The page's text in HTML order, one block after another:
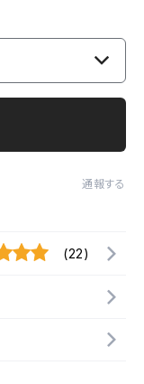
通報する
(22)